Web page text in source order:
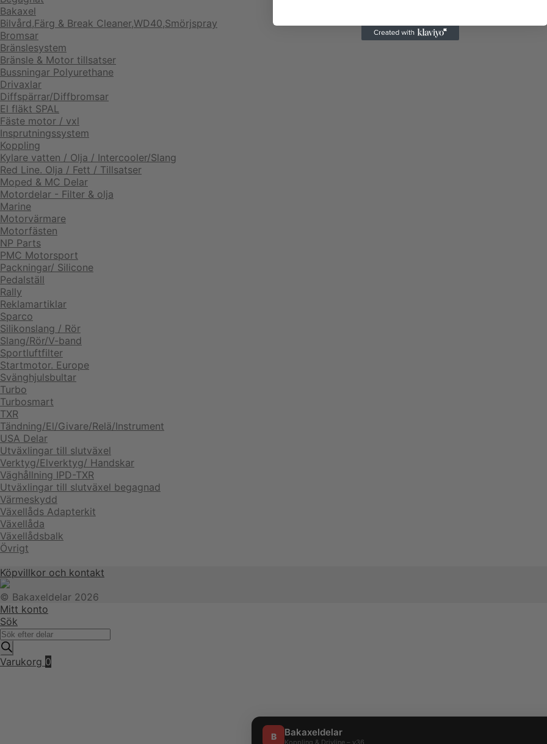
Bakaxel
Bilvård,Färg & Break Cleaner,WD40,Smörjspray
Bromsar
Bränslesystem
Bränsle & Motor tillsatser
Bussningar Polyurethane
Drivaxlar
Diffspärrar/Diffbromsar
El fläkt SPAL
Fäste motor / vxl
Insprutningssystem
Koppling
Kylare vatten / Olja / Intercooler/Slang
Red Line. Olja / Fett / Tillsatser
Moped & MC Delar
Motordelar - Filter & olja
Marine
Motorvärmare
Motorfästen
NP Parts
PMC Motorsport
Packningar/ Silicone
Pedalställ
Rally
Reklamartiklar
Sparco
Silikonslang / Rör
Slang/Rör/V-band
Sportluftfilter
Startmotor. Europe
Svänghjulsbultar
Turbo
Turbosmart
TXR
Tändning/El/Givare/Relä/Instrument
USA Delar
Utväxlingar till slutväxel
Verktyg/Elverktyg/ Handskar
Väghållning IPD-TXR
Utväxlingar till slutväxel begagnad
Värmeskydd
Växellåds Adapterkit
Växellåda
Växellådsbalk
Övrigt
Köpvillkor och kontakt
© Bakaxeldelar 2026
Mitt konto
Sök
Produktsökning
Varukorg 0
B Bakaxeldelar
Koppling & Drivline – v36